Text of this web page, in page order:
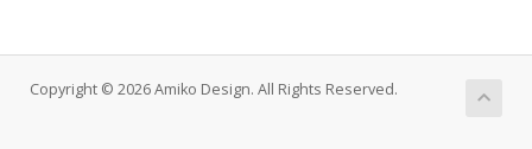
Copyright © 2026 Amiko Design. All Rights Reserved.